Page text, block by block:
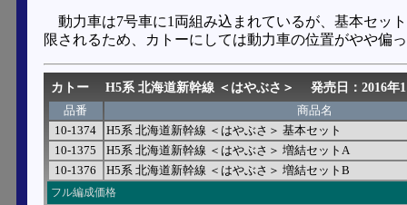
動力車は7号車に1両組み込まれているが、基本セッ
限されるため、カトーにしては動力車の位置がやや偏
カトー H5系 北海道新幹線 ＜はやぶさ＞ 発売日：2016年
品番
商品名
10-1374
H5系 北海道新幹線 ＜はやぶさ＞ 基本セット
10-1375
H5系 北海道新幹線 ＜はやぶさ＞ 増結セットA
10-1376
H5系 北海道新幹線 ＜はやぶさ＞ 増結セットB
フル編成価格